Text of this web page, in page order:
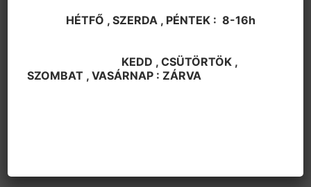
HÉTFŐ , SZERDA , PÉNTEK : 8-16h
KEDD , CSÜTÖRTÖK ,
SZOMBAT , VASÁRNAP : ZÁRVA